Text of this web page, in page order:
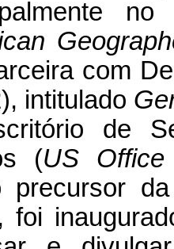
com
intitulado
de
(US
precursor
foi